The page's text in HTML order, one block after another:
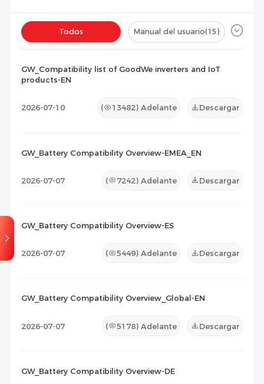
GoodWe Parallel Inverter
System of ET 50
00:02:08
GoodWe Three Phase Hybrid
Inverter ET50 Series
2025-08-22 102
GoodWe ET50-based C&I
2026-07-03 10
1 2 > >>
Todos Manual del usuario(15)
Lista de Compatibilidad
Documento de Mantenimiento(0) Otros(0)
GW_Compatibility list of GoodWe inverters and IoT
products-EN
2026-07-10 ( 13482) Adelante Descargar
GW_Battery Compatibility Overview-EMEA_EN
2026-07-07 ( 7242) Adelante Descargar
GW_Battery Compatibility Overview-ES
2026-07-07 ( 5449) Adelante Descargar
GW_Battery Compatibility Overview_Global-EN
2026-07-07 ( 5178) Adelante Descargar
GW_Battery Compatibility Overview-DE